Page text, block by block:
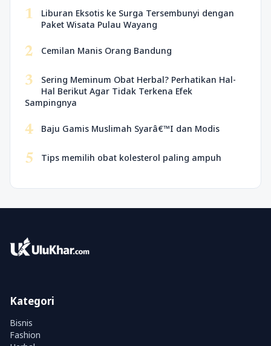
1
Liburan Eksotis ke Surga Tersembunyi dengan
Paket Wisata Pulau Wayang
2 Cemilan Manis Orang Bandung
3
Sering Meminum Obat Herbal? Perhatikan Hal-
Hal Berikut Agar Tidak Terkena Efek
Sampingnya
4 Baju Gamis Muslimah Syarâ€™I dan Modis
5 Tips memilih obat kolesterol paling ampuh
Kategori
Bisnis
Fashion